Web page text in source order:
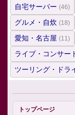
自宅サーバー (46)
グルメ・自炊 (18)
愛知・名古屋 (11)
ライブ・コンサー
ツーリング・ドラ
トップページ